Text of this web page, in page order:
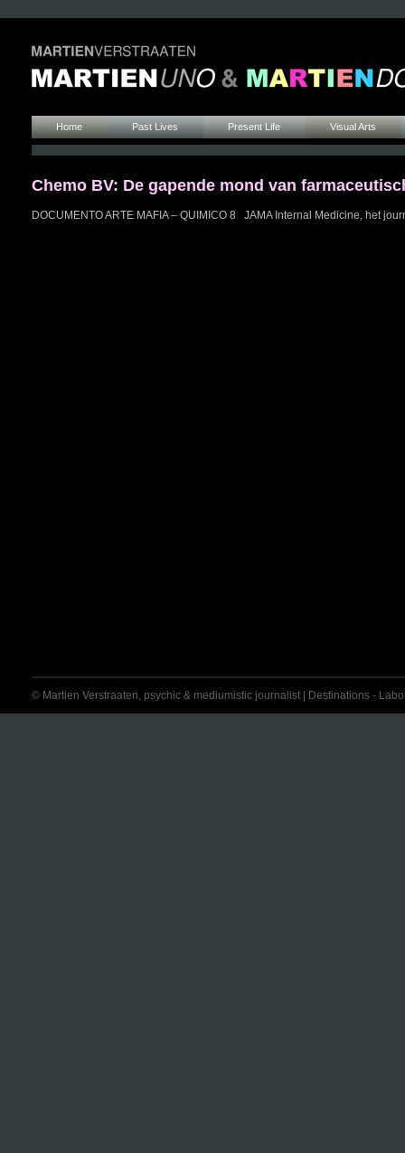
Home Past Lives Present Life Visual Arts
Chemo BV: De gapende mond van
DOCUMENTO ARTE MAFIA – QUIMICO 8 JAMA Internal Medicine, het
© Martien Verstraaten, psychic & mediumistic journalist | Destinations -